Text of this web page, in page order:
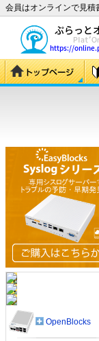
会員はオンラインで見積
OpenBlocks